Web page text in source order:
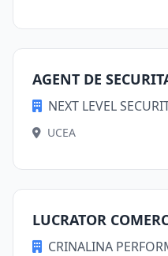
AGENT DE
NEXT LEVEL
UCEA
LUCRATOR
CRINALINA